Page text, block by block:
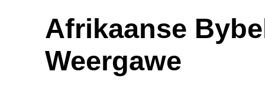
Afrikaanse
Weergawe